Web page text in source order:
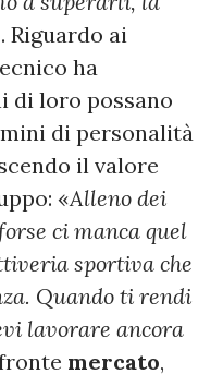
Riguardo ai
ha
di loro possano
di personalità
il valore
«Alleno dei
ci manca quel
sportiva che
Quando ti rendi
lavorare ancora
mercato,